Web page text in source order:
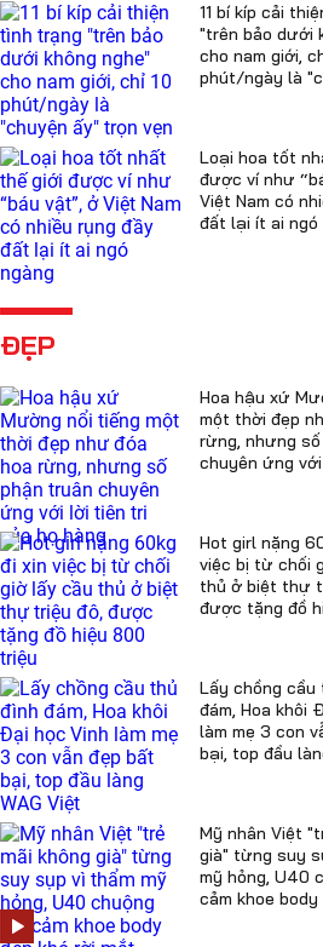
11 bí kíp cải
"trên bảo dưới
cho nam giới,
phút/ngày là
Loại hoa tốt
được ví như
Việt Nam có
đất lại ít ai ngó
ĐẸP
Hoa hậu xứ
một thời đẹp
rừng, nhưng
chuyên ứng
Hot girl nặng
việc bị từ chối
thủ ở biệt thự
được tặng đồ
Lấy chồng cầu
đám, Hoa khôi
làm mẹ 3 con
bại, top đầu
Mỹ nhân Việt
già" từng suy
mỹ hỏng, U40
cảm khoe